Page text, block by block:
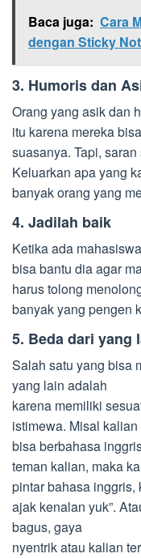
Baca juga: Cara
dengan Sticky
3. Humoris dan
Orang yang asik dan
itu karena mereka
suasanya. Tapi,
Keluarkan apa yang
banyak orang yang
4. Jadilah baik
Ketika ada
bisa bantu dia agar
harus tolong
banyak yang pengen
5. Beda dari yang
Salah satu yang bisa
yang lain adalah
karena memiliki
istimewa. Misal kalian
bisa berbahasa
teman kalian, maka
pintar bahasa inggris,
ajak kenalan yuk”.
bagus, gaya
nyentrik atau kalian